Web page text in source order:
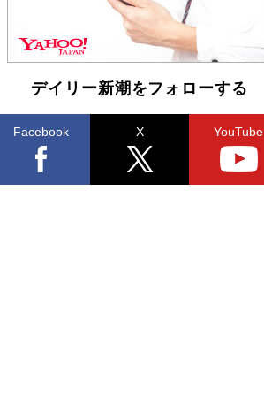
デイリー新潮をフォローする
Facebook X YouTube